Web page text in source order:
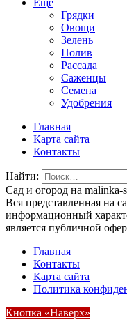
Грядки
Овощи
Зелень
Полив
Рассада
Саженцы
Семена
Удобрения
Главная
Карта сайта
Контакты
Найти:
Cад и огород на malinka-
Вся представленная на
информационный
является публичной
Главная
Контакты
Карта сайта
Политика
Кнопка «Наверх»